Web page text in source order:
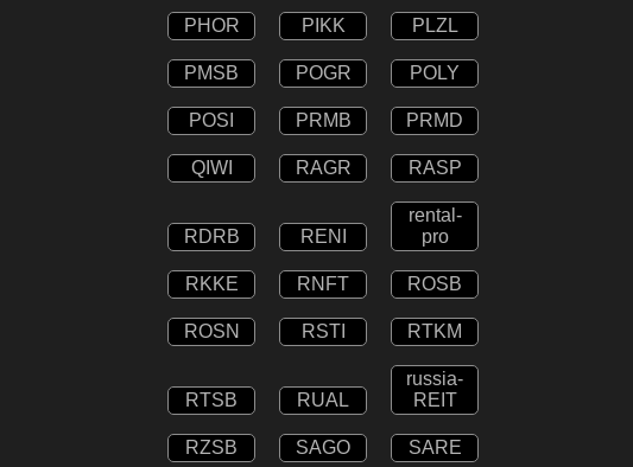
PHOR PIKK PLZL
PMSB POGR POLY
POSI PRMB PRMD
QIWI RAGR RASP
RDRB RENI
rental-
pro
RKKE RNFT ROSB
ROSN RSTI RTKM
RTSB RUAL
russia-
REIT
RZSB SAGO SARE